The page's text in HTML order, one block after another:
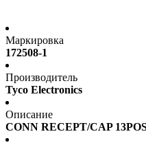
Маркировка
172508-1
Производитель
Tyco Electronics
Описание
CONN RECEPT/CAP